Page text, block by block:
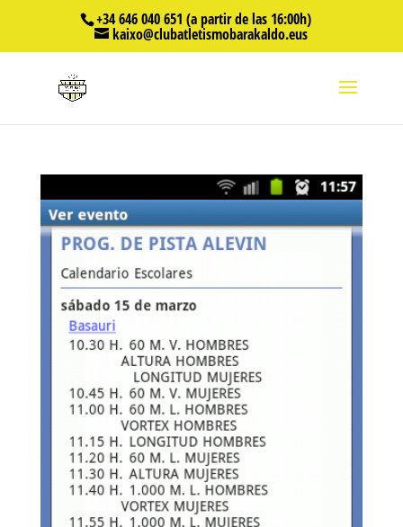
+34 646 040 651 (a partir de las 16:00h)
kaixo@clubatletismobarakaldo.eus